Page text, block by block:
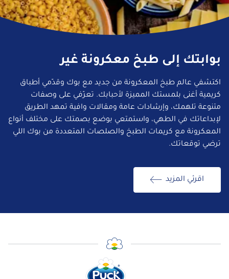
بوابتك إلى طبخ معكرونة غير
اكتشفي عالم طبخ المعكرونة من جديد مع بوك وقدّمي أطباق
كريمية أغنى بلمستك المميزة لأحبابك. تعرّفي على وصفات
متنوعة تلهمك، وإرشادات عامة ومقالات وافية تمهد الطريق
لإبداعاتك في الطهي، واستمتعي بوضع بصمتك على مختلف أنواع
المعكرونة مع كريمات الطبخ والصلصات المتعددة من بوك اللي
ترضي توقعاتك.
اقرئي المزيد